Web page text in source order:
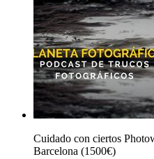
Cuidado con ciertos
Barcelona (1500€)